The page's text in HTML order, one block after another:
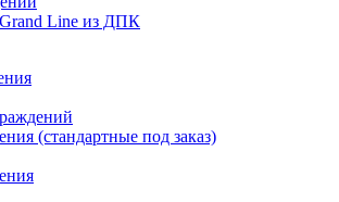
Grand Line из ДПК
(стандартные под заказ)